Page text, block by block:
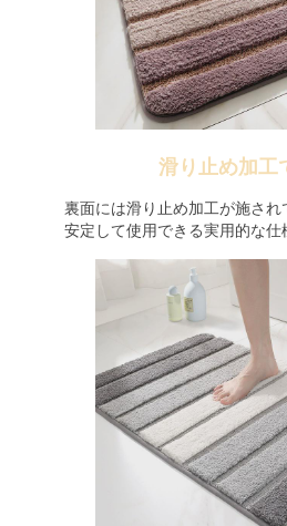
滑り止め加工
裏面には滑り止め加工が施され
安定して使用できる実用的な仕